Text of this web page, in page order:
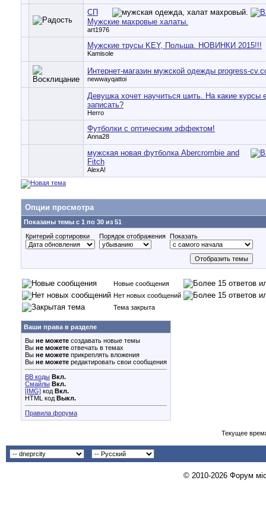
СП
Мужские махровые халаты.
art1976
Мужские трусы KEY, Польша. НОВИНКИ 2015!!!
Kamisole
Интернет-магазин мужской одежды progress-
newwayqattoi
Девушка хочет научиться шить. На какие курсы
записать?
Herro
Футболки с оптическим эффектом!
Anna28
мужская новая футболка Abercrombie and
Fitch
AlexA!
Опции просмотра
Показаны темы с 1 по 30 из 51
Критерий сортировки
Порядок отображения Показать
Новые сообщения
Нет новых сообщений
Тема закрыта
Ваши права в разделе
Вы не можете создавать новые темы
Вы не можете отвечать в темах
Вы не можете прикреплять вложения
Вы не можете редактировать свои сообщения
BB коды Вкл.
Смайлы Вкл.
[IMG] код Вкл.
HTML код Выкл.
Правила форума
Текущее
© 2010-2026 Форум